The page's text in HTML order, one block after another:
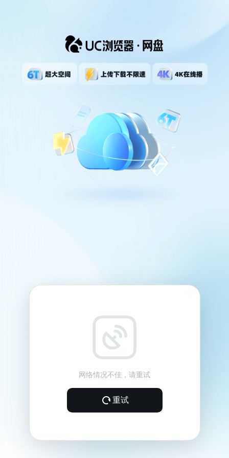
网络情况不佳，请重试
重试